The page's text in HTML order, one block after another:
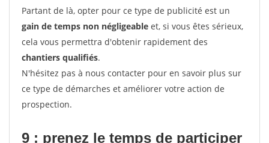
Partant de là, opter pour ce type de publicité est un
gain de temps non négligeable et, si vous êtes sérieux,
cela vous permettra d'obtenir rapidement des
chantiers qualifiés.
N'hésitez pas à nous contacter pour en savoir plus sur
ce type de démarches et améliorer votre action de
prospection.
9 : prenez le temps de participer